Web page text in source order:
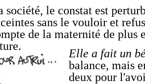
société, le constat est
sans le vouloir et
de la maternité de plus
Elle a fait un
balance, mais
deux pour